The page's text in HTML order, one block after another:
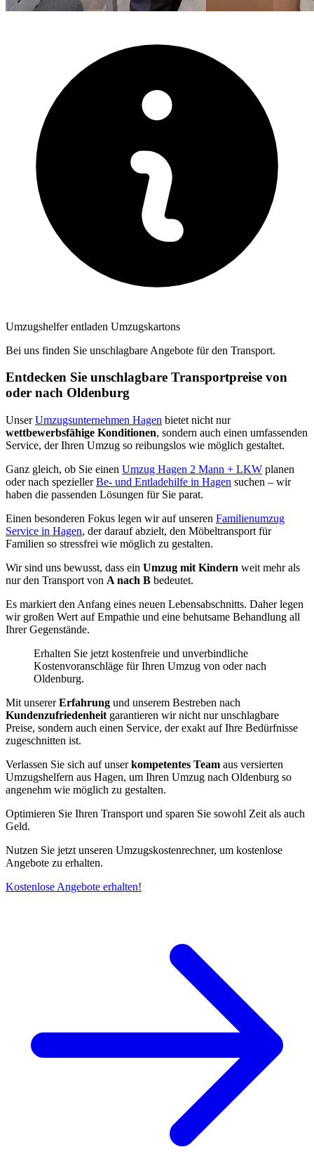
Umzugshelfer entladen Umzugskartons
Bei uns finden Sie unschlagbare Angebote für den Transport.
Entdecken Sie unschlagbare Transportpreise von
oder nach Oldenburg
UnserUmzugsunternehmen Hagen bietet nicht nur
wettbewerbsfähige Konditionen, sondern auch einen umfassenden
Service, der Ihren Umzug so reibungslos wie möglich gestaltet.
Ganz gleich, ob Sie einen Umzug Hagen 2 Mann + LKW planen
oder nach speziellerBe- und Entladehilfe in Hagen suchen – wir
haben die passenden Lösungen für Sie parat.
Einen besonderen Fokus legen wir auf unseren Familienumzug
Service in Hagen, der darauf abzielt, den Möbeltransport für
Familien so stressfrei wie möglich zu gestalten.
Wir sind uns bewusst, dass ein Umzug mit Kindern weit mehr als
nur den Transport von A nach B bedeutet.
Es markiert den Anfang eines neuen Lebensabschnitts. Daher legen
wir großen Wert auf Empathie und eine behutsame Behandlung all
Ihrer Gegenstände.
Erhalten Sie jetzt kostenfreie und unverbindliche
Kostenvoranschläge für Ihren Umzug von oder nach
Oldenburg.
Mit unsererErfahrung und unserem Bestreben nach
Kundenzufriedenheit garantieren wir nicht nur unschlagbare
Preise, sondern auch einen Service, der exakt auf Ihre Bedürfnisse
zugeschnitten ist.
Verlassen Sie sich auf unserkompetentes Team aus versierten
Umzugshelfern aus Hagen, um Ihren Umzug nach Oldenburg so
angenehm wie möglich zu gestalten.
Optimieren Sie Ihren Transport und sparen Sie sowohl Zeit als auch
Geld.
Nutzen Sie jetzt unseren Umzugskostenrechner, um kostenlose
Angebote zu erhalten.
Kostenlose Angebote erhalten!